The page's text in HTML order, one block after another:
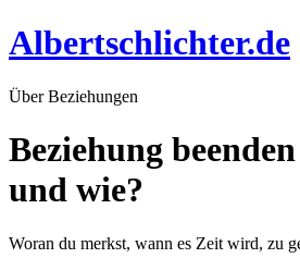
Zum
Inhalt
Albertschlichter.de
Über Beziehungen
Beziehung
und wie?
Woran du merkst, wann es Zeit wird, zu